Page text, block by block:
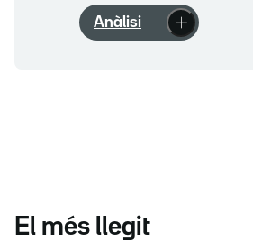
Anàlisi
El més llegit